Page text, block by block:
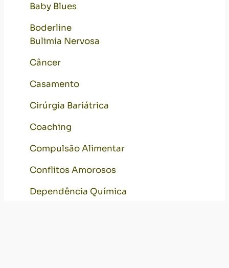
Baby Blues
Boderline
Bulimia Nervosa
Câncer
Casamento
Cirúrgia Bariátrica
Coaching
Compulsão Alimentar
Conflitos Amorosos
Dependência Química